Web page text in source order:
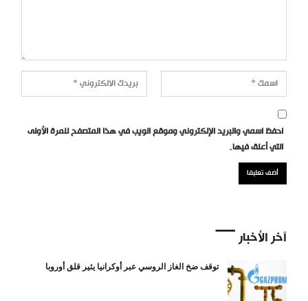
احفظ اسمي والبريد الإلكتروني وموقع الويب في هذا المتصفح للمرة الأولى
التي أعلق فيها.
آخر الأخبار
توقف ضخ الغاز الروسي عبر أوكرانيا يثير قلق أوروبا